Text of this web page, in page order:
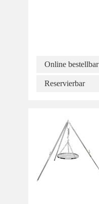
Online bestellbar
Reservierbar